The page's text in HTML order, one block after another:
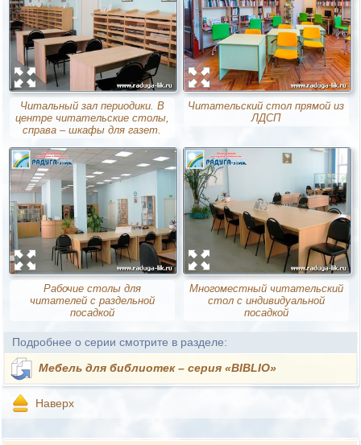
Читальный зал периодики. В
центре читательские столы,
справа – шкафы для газет.
Читательский стол прямой из
ЛДСП
Рабочие столы для
читателей с раздельной
посадкой
Многоместный читательский
стол с индивидуальной
посадкой
Подробнее о серии смотрите в разделе:
Мебель для библиотек – серия «BIBLIO»
Наверх